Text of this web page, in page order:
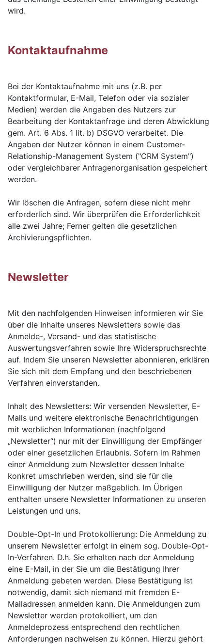
wird.
Kontaktaufnahme
Bei der Kontaktaufnahme mit uns (z.B. per
Kontaktformular, E-Mail, Telefon oder via sozialer
Medien) werden die Angaben des Nutzers zur
Bearbeitung der Kontaktanfrage und deren Abwicklung
gem. Art. 6 Abs. 1 lit. b) DSGVO verarbeitet. Die
Angaben der Nutzer können in einem Customer-
Relationship-Management System ("CRM System")
oder vergleichbarer Anfragenorganisation gespeichert
werden.
Wir löschen die Anfragen, sofern diese nicht mehr
erforderlich sind. Wir überprüfen die Erforderlichkeit
alle zwei Jahre; Ferner gelten die gesetzlichen
Archivierungspflichten.
Newsletter
Mit den nachfolgenden Hinweisen informieren wir Sie
über die Inhalte unseres Newsletters sowie das
Anmelde-, Versand- und das statistische
Auswertungsverfahren sowie Ihre Widerspruchsrechte
auf. Indem Sie unseren Newsletter abonnieren, erklären
Sie sich mit dem Empfang und den beschriebenen
Verfahren einverstanden.
Inhalt des Newsletters: Wir versenden Newsletter, E-
Mails und weitere elektronische Benachrichtigungen
mit werblichen Informationen (nachfolgend
„Newsletter“) nur mit der Einwilligung der Empfänger
oder einer gesetzlichen Erlaubnis. Sofern im Rahmen
einer Anmeldung zum Newsletter dessen Inhalte
konkret umschrieben werden, sind sie für die
Einwilligung der Nutzer maßgeblich. Im Übrigen
enthalten unsere Newsletter Informationen zu unseren
Leistungen und uns.
Double-Opt-In und Protokollierung: Die Anmeldung zu
unserem Newsletter erfolgt in einem sog. Double-Opt-
In-Verfahren. D.h. Sie erhalten nach der Anmeldung
eine E-Mail, in der Sie um die Bestätigung Ihrer
Anmeldung gebeten werden. Diese Bestätigung ist
notwendig, damit sich niemand mit fremden E-
Mailadressen anmelden kann. Die Anmeldungen zum
Newsletter werden protokolliert, um den
Anmeldeprozess entsprechend den rechtlichen
Anforderungen nachweisen zu können. Hierzu gehört